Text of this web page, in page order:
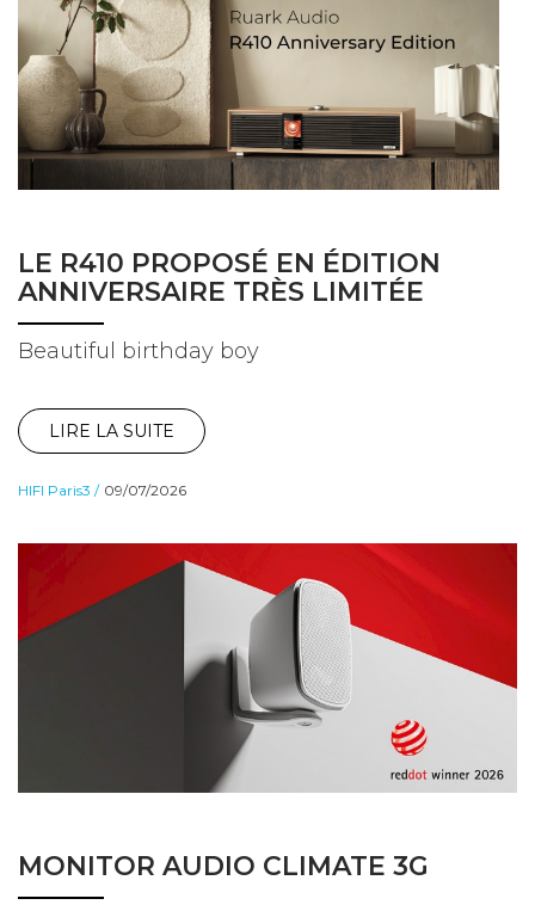
LE R410 PROPOSÉ EN ÉDITION
ANNIVERSAIRE TRÈS LIMITÉE
Beautiful birthday boy
LIRE LA SUITE
HIFI Paris3 / 09/07/2026
MONITOR AUDIO CLIMATE 3G